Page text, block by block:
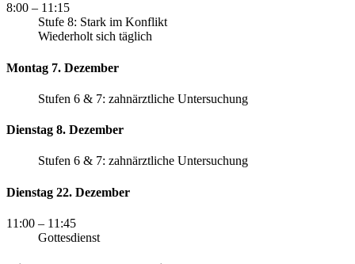
8:00 – 11:15
Stufe 8: Stark im Konflikt
Wiederholt sich täglich
Montag 7. Dezember
Stufen 6 & 7: zahnärztliche Untersuchung
Dienstag 8. Dezember
Stufen 6 & 7: zahnärztliche Untersuchung
Dienstag 22. Dezember
11:00 – 11:45
Gottesdienst